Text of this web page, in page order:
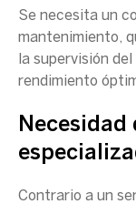
Se necesita un
mantenimiento,
la supervisión
rendimiento
Necesidad
Contrario a un